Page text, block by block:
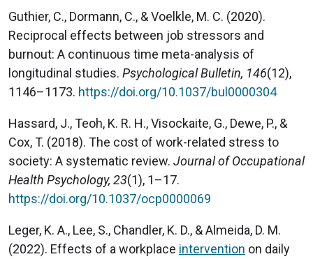
Guthier, C., Dormann, C., & Voelkle, M. C. (2020).
Reciprocal effects between job stressors and
burnout: A continuous time meta-analysis of
longitudinal studies. Psychological Bulletin, 146(12),
1146–1173. https://doi.org/10.1037/bul0000304
Hassard, J., Teoh, K. R. H., Visockaite, G., Dewe, P., &
Cox, T. (2018). The cost of work-related stress to
society: A systematic review. Journal of Occupational
Health Psychology, 23(1), 1–17.
https://doi.org/10.1037/ocp0000069
Leger, K. A., Lee, S., Chandler, K. D., & Almeida, D. M.
(2022). Effects of a workplace intervention on daily